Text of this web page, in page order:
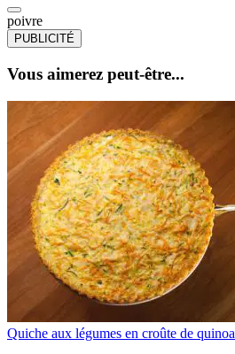
poivre
PUBLICITÉ
Vous aimerez peut-être...
Quiche aux légumes en croûte de quinoa